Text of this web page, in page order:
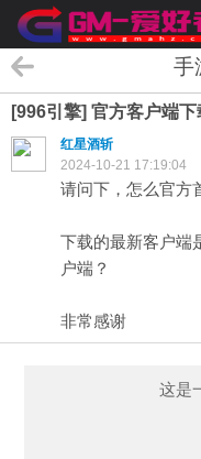
手
[996引擎] 官方客户端
红星酒斩
2024-10-21 17:19:04
请问下，怎么官方
下载的最新客户端
户端？
非常感谢
这是